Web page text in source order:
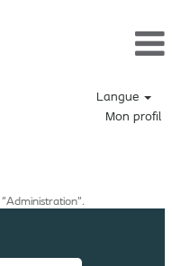
Langue
Mon profil
"Administration".